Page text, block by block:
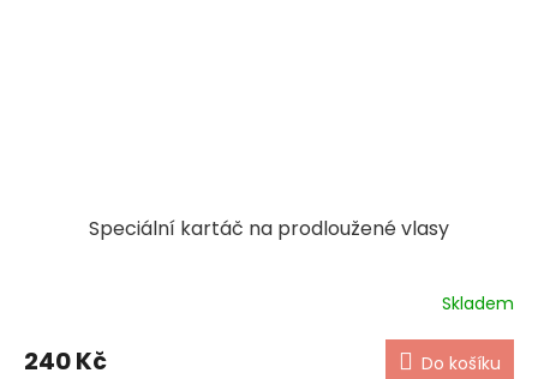
Speciální kartáč na prodloužené vlasy
Skladem
240 Kč Do košíku